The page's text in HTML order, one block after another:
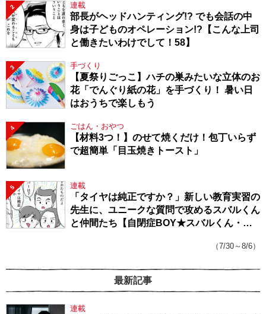
2 連載
部長がヘッドハンティング!? でも会話の中
身は子どものオペレーション!?【こんな上司
と働きたいわけでして！58】
3 手づくり
【夏祭りごっこ】ハチの巣みたいな立体のお
花「でんぐり紙の花」を手づくり！ 暑い日
はおうちで楽しもう
4 ごはん・おやつ
【材料3つ！】のせて焼くだけ！包丁いらず
で超簡単「目玉焼きトースト」
5 連載
「タイヤは純正ですか？」新しい教育実習の
先生に、ユニークな質問で攻めるスバルくん
と仲間たち【自閉症BOY★スバルくん・
（7/30～8/6）
最新記事
連載